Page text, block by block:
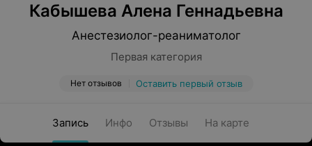
Кабышева Алена Геннадьевна
Анестезиолог-реаниматолог
Первая категория
Нет отзывов Оставить первый отзыв
Запись Инфо Отзывы На карте